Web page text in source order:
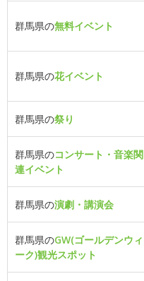
群馬県の無料イベント
群馬県の花イベント
群馬県の祭り
群馬県のコンサート・音楽関
連イベント
群馬県の演劇・講演会
群馬県のGW(ゴールデンウィ
ーク)観光スポット